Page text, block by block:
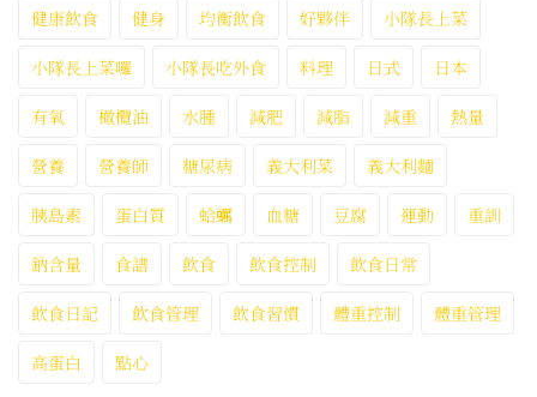
健康飲食 健身 均衡飲食 好夥伴 小隊長上菜
小隊長上菜囉 小隊長吃外食 料理 日式 日本
有氧 橄欖油 水腫 減肥 減脂 減重 熱量
營養 營養師 糖尿病 義大利菜 義大利麵
胰島素 蛋白質 蛤蠣 血糖 豆腐 運動 重訓
鈉含量 食譜 飲食 飲食控制 飲食日常
飲食日記 飲食管理 飲食習慣 體重控制 體重管理
高蛋白 點心